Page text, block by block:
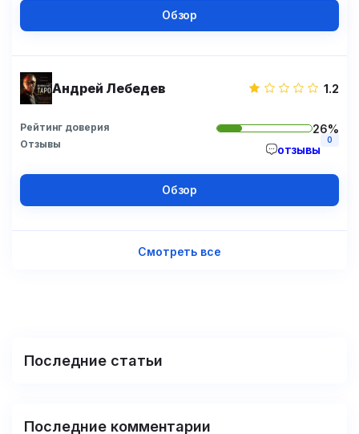
Обзор
Андрей Лебедев 1.2
Рейтинг доверия 26%
Отзывы отзывы
0
Обзор
Смотреть все
Последние статьи
Последние комментарии